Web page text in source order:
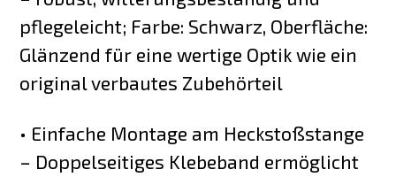
pflegeleicht; Farbe: Schwarz, Oberfläche:
Glänzend für eine wertige Optik wie ein
original verbautes Zubehörteil
• Einfache Montage am Heckstoßstange
– Doppelseitiges Klebeband ermöglicht